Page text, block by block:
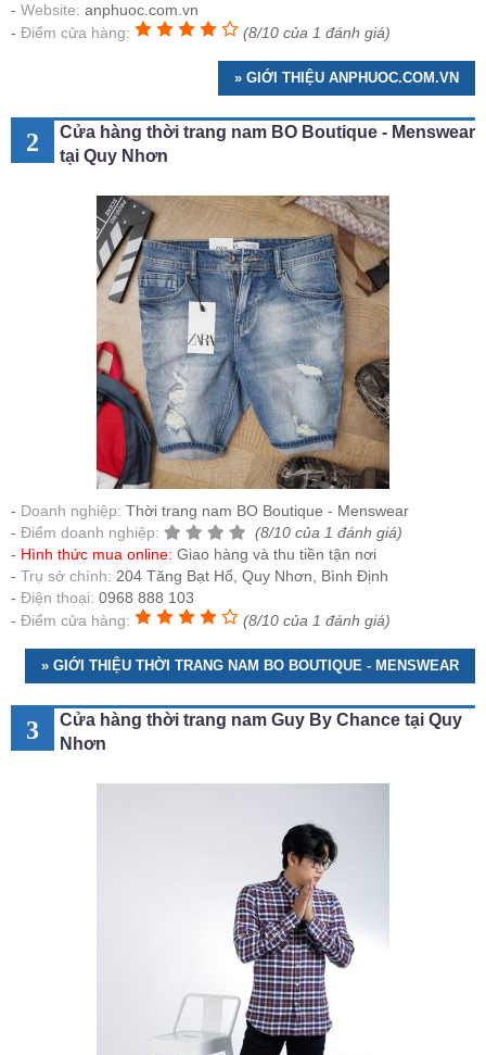
Website: anphuoc.com.vn
Điểm cửa hàng:
(8/10 của 1 đánh giá)
» GIỚI THIỆU ANPHUOC.COM.VN
2
Cửa hàng thời trang nam BO Boutique - Menswear
tại Quy Nhơn
Doanh nghiệp: Thời trang nam BO Boutique - Menswear
Điểm doanh nghiệp:
(8/10 của 1 đánh giá)
Hình thức mua online: Giao hàng và thu tiền tận nơi
Trụ sở chính: 204 Tăng Bạt Hổ, Quy Nhơn, Bình Định
Điện thoại: 0968 888 103
Điểm cửa hàng:
(8/10 của 1 đánh giá)
» GIỚI THIỆU THỜI TRANG NAM BO BOUTIQUE - MENSWEAR
3
Cửa hàng thời trang nam Guy By Chance tại Quy
Nhơn